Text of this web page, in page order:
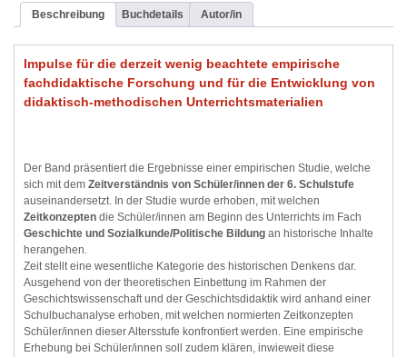
Beschreibung Buchdetails Autor/in
Impulse für die derzeit wenig beachtete empirische
fachdidaktische Forschung und für die Entwicklung von
didaktisch-methodischen Unterrichtsmaterialien
Der Band präsentiert die Ergebnisse einer empirischen Studie, welche
sich mit dem Zeitverständnis von Schüler/innen der 6. Schulstufe
auseinandersetzt. In der Studie wurde erhoben, mit welchen
Zeitkonzepten die Schüler/innen am Beginn des Unterrichts im Fach
Geschichte und Sozialkunde/Politische Bildung an historische Inhalte
herangehen.
Zeit stellt eine wesentliche Kategorie des historischen Denkens dar.
Ausgehend von der theoretischen Einbettung im Rahmen der
Geschichtswissenschaft und der Geschichtsdidaktik wird anhand einer
Schulbuchanalyse erhoben, mit welchen normierten Zeitkonzepten
Schüler/innen dieser Altersstufe konfrontiert werden. Eine empirische
Erhebung bei Schüler/innen soll zudem klären, inwieweit diese